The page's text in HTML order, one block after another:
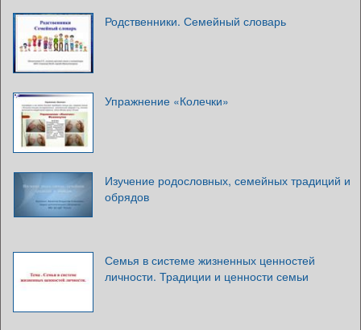
Родственники. Семейный словарь
Упражнение «Колечки»
Изучение родословных, семейных традиций и
обрядов
Семья в системе жизненных ценностей
личности. Традиции и ценности семьи